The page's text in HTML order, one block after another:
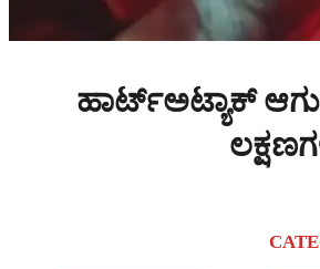
ಹಾರ್ಟ್‌ಅಟ್ಯಾಕ್‌